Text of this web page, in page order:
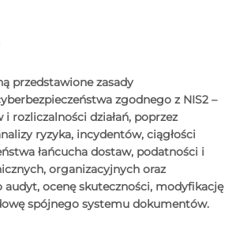
przedstawione zasady
zgodnego z NIS2 –
rozliczalności działań, poprzez
ryzyka, incydentów, ciągłości
łańcucha dostaw, podatności i
organizacyjnych oraz
audyt, ocenę skuteczności, modyfikację
spójnego systemu dokumentów.